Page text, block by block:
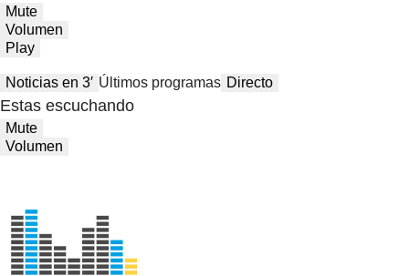
Mute
Volumen
Play
Noticias en 3′ Últimos programas Directo
Estas escuchando
Mute
Volumen